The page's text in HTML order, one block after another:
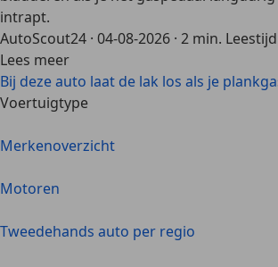
intrapt.
AutoScout24 · 04-08-2026 · 2 min. Leestijd
Lees meer
Bij deze auto laat de lak los als je
Voertuigtype
Merkenoverzicht
Motoren
Tweedehands auto per regio